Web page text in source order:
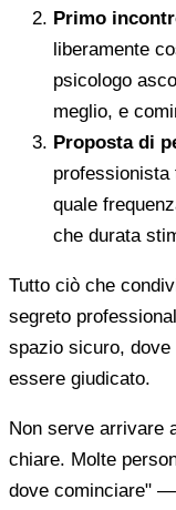
Primo
liberamente
psicologo
meglio, e
Proposta di
quale
che durata
Tutto ciò che
segreto
spazio sicuro,
essere giudicato.
Non serve arrivare
chiare. Molte
dove cominciare"